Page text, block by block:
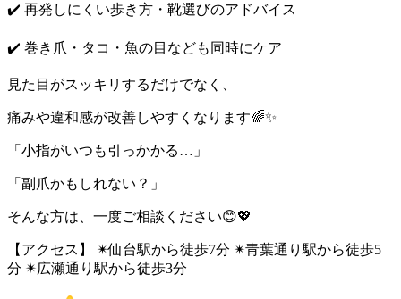
✔️ 再発しにくい歩き方・靴選びのアドバイス
✔️ 巻き爪・タコ・魚の目なども同時にケア
見た目がスッキリするだけでなく、
痛みや違和感が改善しやすくなります🌈✨
「小指がいつも引っかかる…」
「副爪かもしれない？」
そんな方は、一度ご相談ください😊💖
【アクセス】 ✴︎仙台駅から徒歩7分 ✴︎青葉通り駅から徒歩5
分 ✴︎広瀬通り駅から徒歩3分